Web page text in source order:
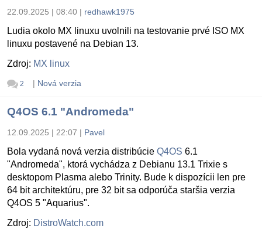
22.09.2025 | 08:40 | redhawk1975
Ludia okolo MX linuxu uvolnili na testovanie prvé ISO MX
linuxu postavené na Debian 13.
Zdroj: MX linux
2 | Nová verzia
Q4OS 6.1 "Andromeda"
12.09.2025 | 22:07 | Pavel
Bola vydaná nová verzia distribúcie Q4OS 6.1
"Andromeda", ktorá vychádza z Debianu 13.1 Trixie s
desktopom Plasma alebo Trinity. Bude k dispozícii len pre
64 bit architektúru, pre 32 bit sa odporúča staršia verzia
Q4OS 5 "Aquarius".
Zdroj: DistroWatch.com